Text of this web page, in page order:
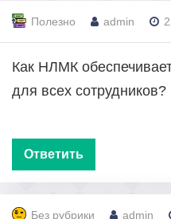
Полезно admin
Как НЛМК
для всех сотрудников?
Ответить
Без рубрики admin